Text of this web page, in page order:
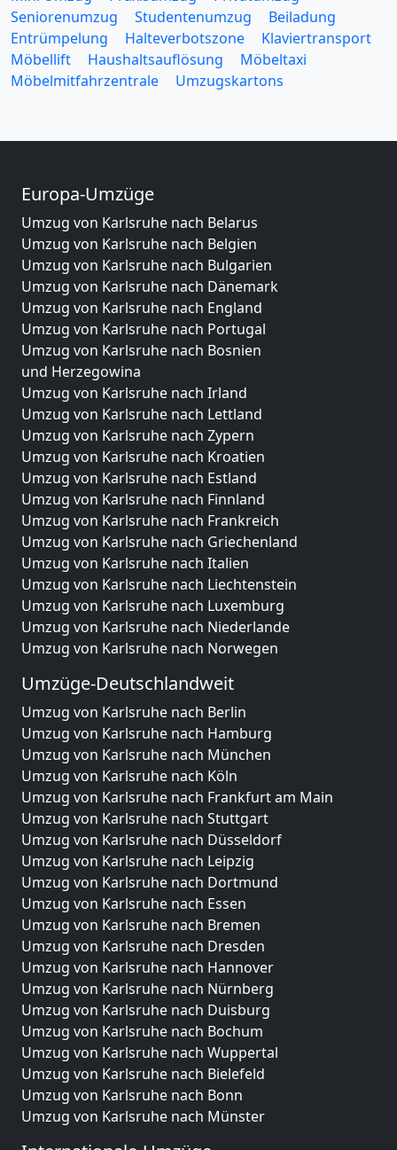
Seniorenumzug
Studentenumzug
Beiladung
Entrümpelung
Halteverbotszone
Klaviertransport
Möbellift
Haushaltsauflösung
Möbeltaxi
Möbelmitfahrzentrale
Umzugskartons
Europa-Umzüge
Umzug von Karlsruhe nach Belarus
Umzug von Karlsruhe nach Belgien
Umzug von Karlsruhe nach Bulgarien
Umzug von Karlsruhe nach Dänemark
Umzug von Karlsruhe nach England
Umzug von Karlsruhe nach Portugal
Umzug von Karlsruhe nach Bosnien
und Herzegowina
Umzug von Karlsruhe nach Irland
Umzug von Karlsruhe nach Lettland
Umzug von Karlsruhe nach Zypern
Umzug von Karlsruhe nach Kroatien
Umzug von Karlsruhe nach Estland
Umzug von Karlsruhe nach Finnland
Umzug von Karlsruhe nach Frankreich
Umzug von Karlsruhe nach Griechenland
Umzug von Karlsruhe nach Italien
Umzug von Karlsruhe nach Liechtenstein
Umzug von Karlsruhe nach Luxemburg
Umzug von Karlsruhe nach Niederlande
Umzug von Karlsruhe nach Norwegen
Umzüge-Deutschlandweit
Umzug von Karlsruhe nach Berlin
Umzug von Karlsruhe nach Hamburg
Umzug von Karlsruhe nach München
Umzug von Karlsruhe nach Köln
Umzug von Karlsruhe nach Frankfurt am Main
Umzug von Karlsruhe nach Stuttgart
Umzug von Karlsruhe nach Düsseldorf
Umzug von Karlsruhe nach Leipzig
Umzug von Karlsruhe nach Dortmund
Umzug von Karlsruhe nach Essen
Umzug von Karlsruhe nach Bremen
Umzug von Karlsruhe nach Dresden
Umzug von Karlsruhe nach Hannover
Umzug von Karlsruhe nach Nürnberg
Umzug von Karlsruhe nach Duisburg
Umzug von Karlsruhe nach Bochum
Umzug von Karlsruhe nach Wuppertal
Umzug von Karlsruhe nach Bielefeld
Umzug von Karlsruhe nach Bonn
Umzug von Karlsruhe nach Münster